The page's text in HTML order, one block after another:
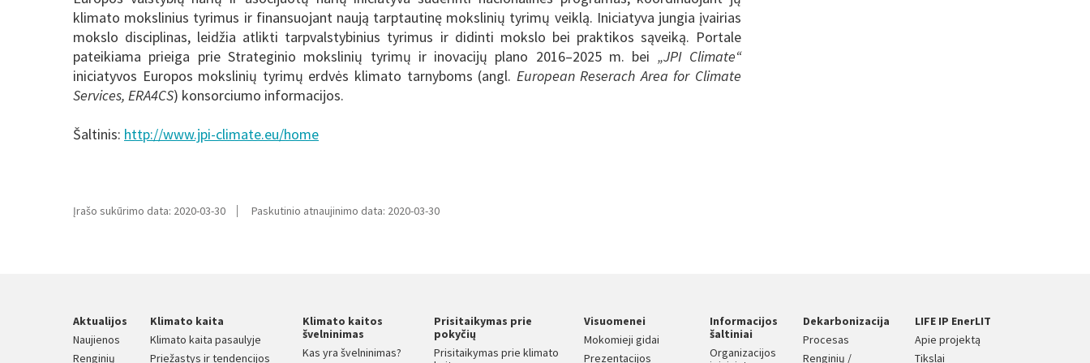
klimato mokslinius tyrimus ir finansuojant naują tarptautinę mokslinių tyrimų veiklą. Iniciatyva jungia įvairias
mokslo disciplinas, leidžia atlikti tarpvalstybinius tyrimus ir didinti mokslo bei praktikos sąveiką. Portale
pateikiama prieiga prie Strateginio mokslinių tyrimų ir inovacijų plano 2016–2025 m. bei „JPI Climate“
iniciatyvos Europos mokslinių tyrimų erdvės klimato tarnyboms (angl. European Reserach Area for Climate
Services, ERA4CS) konsorciumo informacijos.
Šaltinis: http://www.jpi-climate.eu/home
Įrašo sukūrimo data: 2020-03-30 Paskutinio atnaujinimo data: 2020-03-30
Aktualijos
Naujienos
Renginių
Klimato kaita
Klimato kaita pasaulyje
Priežastys ir tendencijos
Klimato kaitos
švelninimas
Kas yra švelninimas?
Prisitaikymas prie
pokyčių
Prisitaikymas prie klimato
Visuomenei
Mokomieji gidai
Prezentacijos
Informacijos
šaltiniai
Organizacijos
Dekarbonizacija
Procesas
Renginių /
LIFE IP EnerLIT
Apie projektą
Tikslai